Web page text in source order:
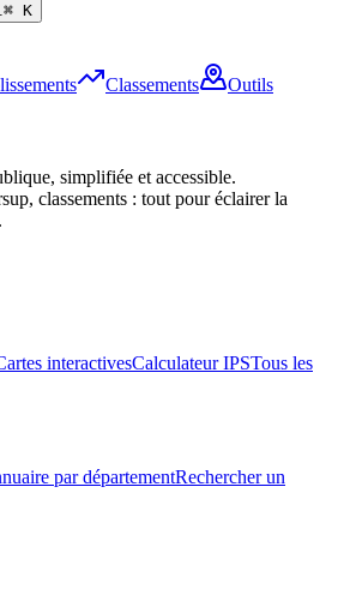
⌘ K
Classements Outils
simplifiée et accessible.
classements : tout pour éclairer la
interactivesCalculateur IPSTous les
par départementRechercher un